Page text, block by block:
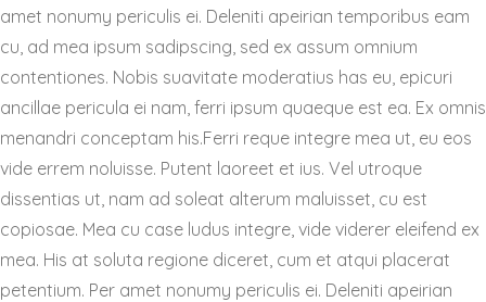
amet nonumy periculis ei. Deleniti apeirian temporibus eam
cu, ad mea ipsum sadipscing, sed ex assum omnium
contentiones. Nobis suavitate moderatius has eu, epicuri
ancillae pericula ei nam, ferri ipsum quaeque est ea. Ex omnis
menandri conceptam his.Ferri reque integre mea ut, eu eos
vide errem noluisse. Putent laoreet et ius. Vel utroque
dissentias ut, nam ad soleat alterum maluisset, cu est
copiosae. Mea cu case ludus integre, vide viderer eleifend ex
mea. His at soluta regione diceret, cum et atqui placerat
petentium. Per amet nonumy periculis ei. Deleniti apeirian